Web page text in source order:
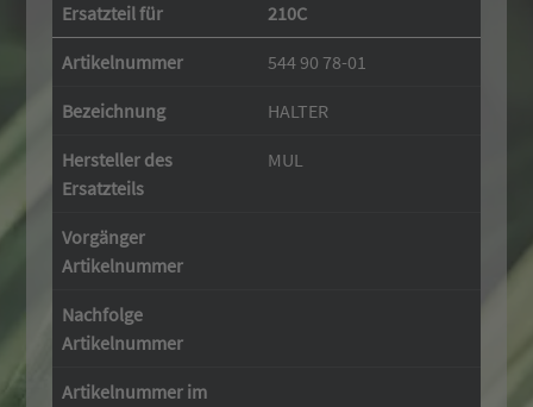
Ersatzteil für
210C
Artikelnummer 544 90 78-01
Bezeichnung HALTER
Hersteller des
Ersatzteils
MUL
Vorgänger
Artikelnummer
Nachfolge
Artikelnummer
Artikelnummer im